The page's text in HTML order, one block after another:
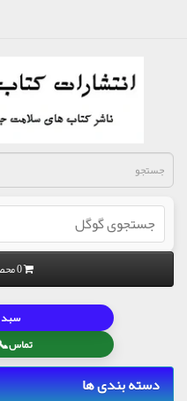
0 محصول - 0 تومان
تماس
دسته بندی ها